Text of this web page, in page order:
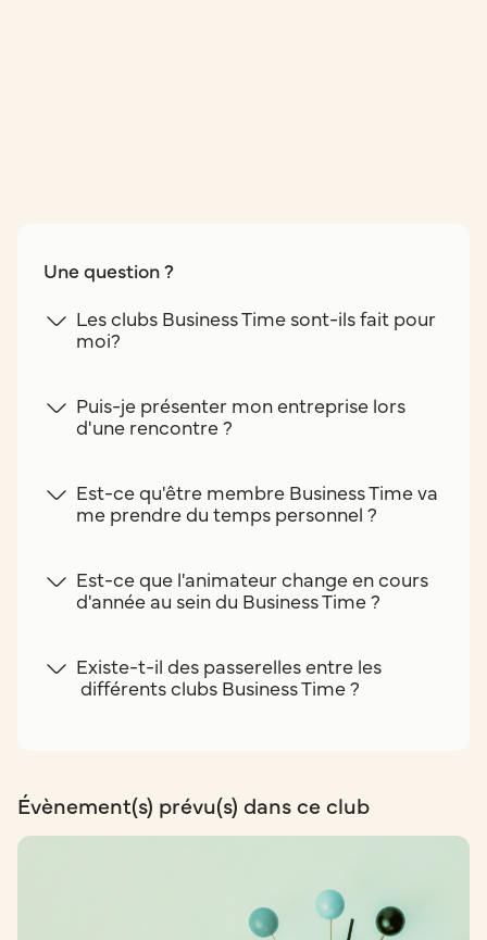
Une question ?
Les clubs Business Time sont-ils fait pour
moi?
Puis-je présenter mon entreprise lors
d'une rencontre ?
Est-ce qu'être membre Business Time va
me prendre du temps personnel ?
Est-ce que l'animateur change en cours
d'année au sein du Business Time ?
Existe-t-il des passerelles entre les
différents clubs Business Time ?
Évènement(s) prévu(s) dans ce club